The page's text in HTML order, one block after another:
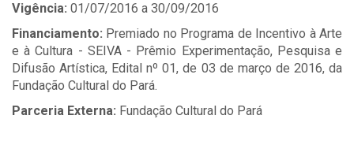
Vigência: 01/07/2016 a 30/09/2016
Financiamento: Premiado no Programa de Incentivo à Arte
e à Cultura - SEIVA - Prêmio Experimentação, Pesquisa e
Difusão Artística, Edital nº 01, de 03 de março de 2016, da
Fundação Cultural do Pará.
Parceria Externa: Fundação Cultural do Pará